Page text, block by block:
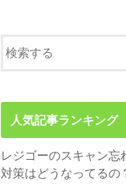
人気記事ランキング
レジゴーのスキャン
対策はどうなってるの